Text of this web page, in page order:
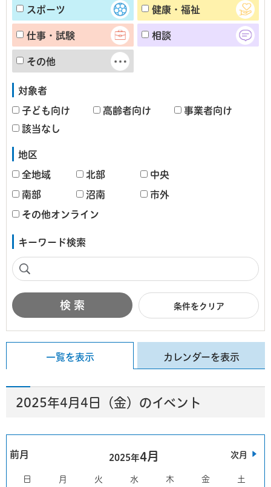
スポーツ 健康・福祉
仕事・試験 相談
その他
対象者
子ども向け 高齢者向け
事業者向け
該当なし
地区
全地域 北部 中央
南部 沼南 市外
その他オンライン
キーワード検索
条件をクリア
一覧を表示 カレンダーを表示
2025年4月4日（金）のイベント
前月 2025年4月 次月
日 月 火 水 木 金 土